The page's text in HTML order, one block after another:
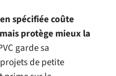
spécifiée coûte
protège mieux la
garde sa
de petite